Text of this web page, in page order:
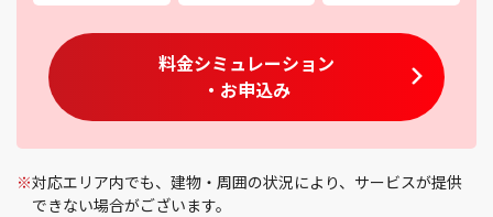
料金シミュレーション
・お申込み
※対応エリア内でも、建物・周囲の状況により、サービスが提供
できない場合がございます。